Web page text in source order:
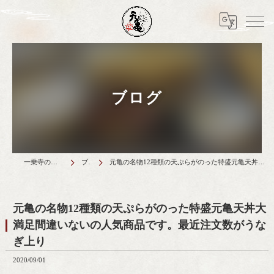
ブログ
一乗寺のランチは天丼元亀 ブログ 元亀の名物12種類の天ぷらがのった特盛元亀天丼大満足間違いないの人気商品です。最近注文数がうなぎ上り
元亀の名物12種類の天ぷらがのった特盛元亀天丼大
満足間違いないの人気商品です。最近注文数がうな
ぎ上り
2020/09/01